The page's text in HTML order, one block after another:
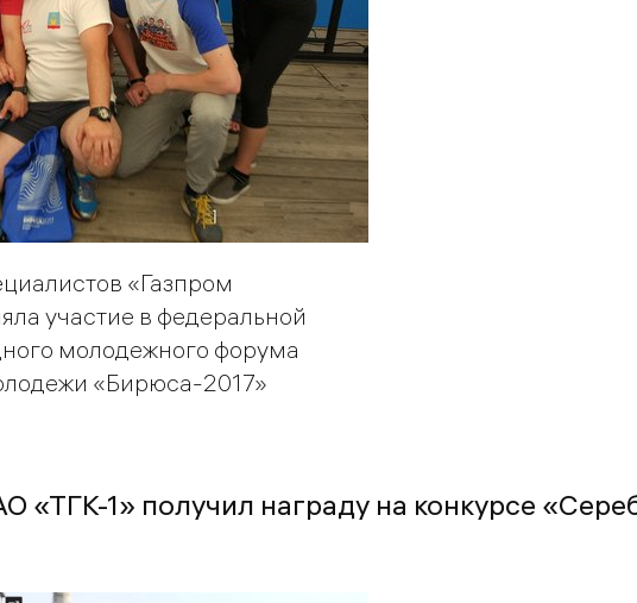
«Газпром
участие в федеральной
молодежного форума
«Бирюса-2017»
«ТГК-1» получил награду на конкурсе